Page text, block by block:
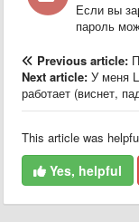
Если вы
пароль
Previous article:
Next article: У меня
работает (виснет,
This article was
Yes, helpful